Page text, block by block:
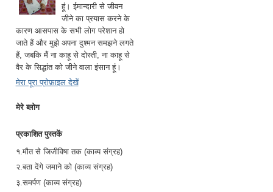
हूं। ईमान्दारी से जीवन
जीने का प्रयास करने के
कारण आसपास के सभी लोग परेशान हो
जाते हैं और मुझे अपना दुश्मन समझने लगते
हैं, जबकि मैं ना काहू से दोस्ती, ना काहू से
वैर के सिद्धांत को जीने वाला इंसान हूं।
मेरा पूरा प्रोफ़ाइल देखें
मेरे ब्लोग
प्रकाशित पुस्तकें
१.मौत से जिजीविषा तक (काव्य संग्रह)
२.बता देंगे जमाने को (काव्य संग्रह)
३.समर्पण (काव्य संग्रह)